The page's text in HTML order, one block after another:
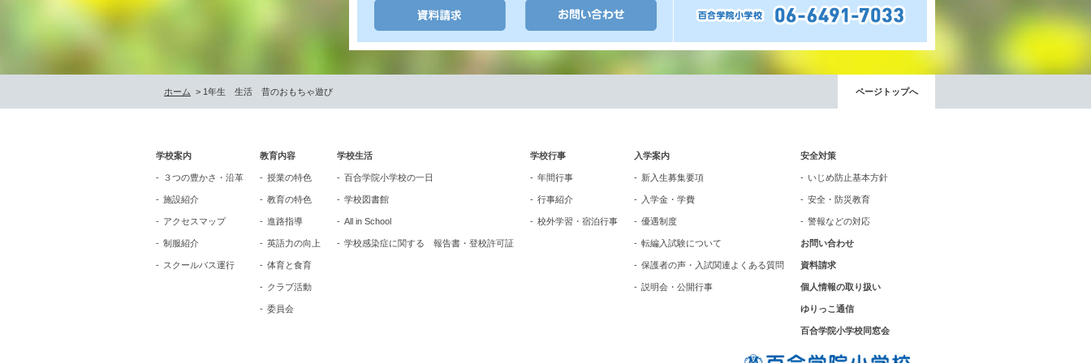
ホーム > 1年生 生活 昔のおもちゃ遊び ページトップへ
学校案内
３つの豊かさ・沿革
施設紹介
アクセスマップ
制服紹介
スクールバス運行
教育内容
授業の特色
教育の特色
進路指導
英語力の向上
体育と食育
クラブ活動
委員会
学校生活
百合学院小学校の一日
学校図書館
All in School
学校感染症に関する 報告書・登校許可証
学校行事
年間行事
行事紹介
校外学習・宿泊行事
入学案内
新入生募集要項
入学金・学費
優遇制度
転編入試験について
保護者の声・入試関連よくある質問
説明会・公開行事
安全対策
いじめ防止基本方針
安全・防災教育
警報などの対応
お問い合わせ
資料請求
個人情報の取り扱い
ゆりっこ通信
百合学院小学校同窓会